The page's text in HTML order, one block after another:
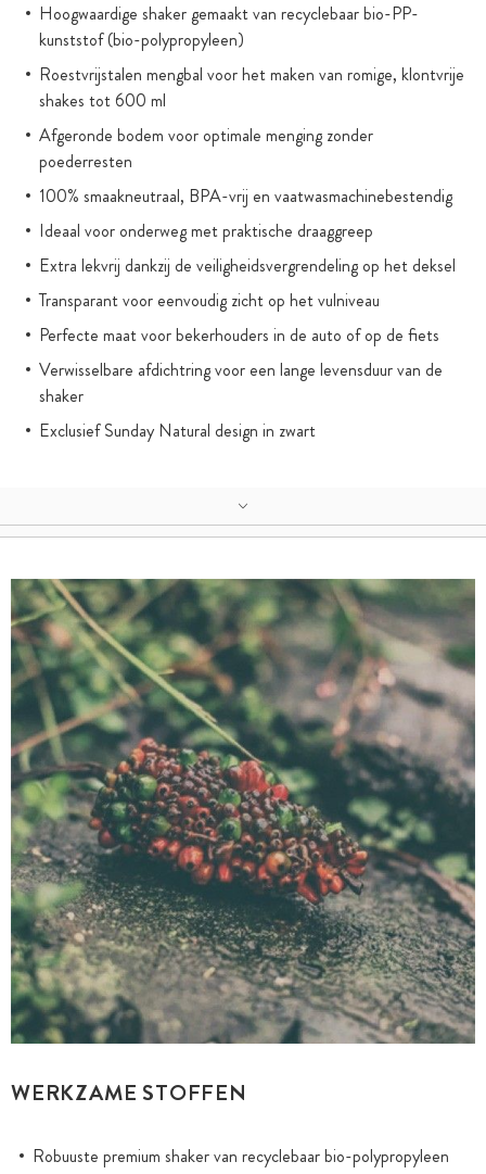
Hoogwaardige shaker gemaakt van recyclebaar bio-PP-
kunststof (bio-polypropyleen)
Roestvrijstalen mengbal voor het maken van romige, klontvrije
shakes tot 600 ml
Afgeronde bodem voor optimale menging zonder
poederresten
100% smaakneutraal, BPA-vrij en vaatwasmachinebestendig
Ideaal voor onderweg met praktische draaggreep
Extra lekvrij dankzij de veiligheidsvergrendeling op het deksel
Transparant voor eenvoudig zicht op het vulniveau
Perfecte maat voor bekerhouders in de auto of op de fiets
Verwisselbare afdichtring voor een lange levensduur van de
shaker
Exclusief Sunday Natural design in zwart
WERKZAME STOFFEN
Robuuste premium shaker van recyclebaar bio-polypropyleen